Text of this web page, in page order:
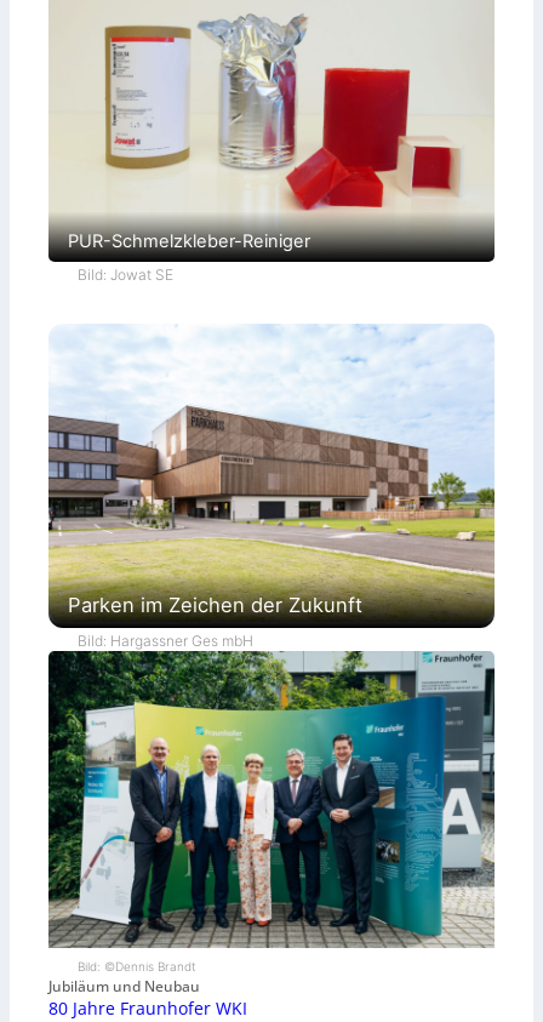
PUR-Schmelzkleber-Reiniger
Bild: Jowat SE
Parken im Zeichen der Zukunft
Bild: Hargassner Ges mbH
Bild: ©Dennis Brandt
Jubiläum und Neubau
80 Jahre Fraunhofer WKI